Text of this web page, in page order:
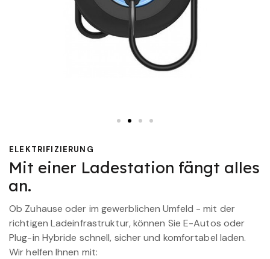
ELEKTRIFIZIERUNG
Mit einer Ladestation fängt alles
an.
Ob Zuhause oder im gewerblichen Umfeld - mit der
richtigen Ladeinfrastruktur, können Sie E-Autos oder
Plug-in Hybride schnell, sicher und komfortabel laden.
Wir helfen Ihnen mit: